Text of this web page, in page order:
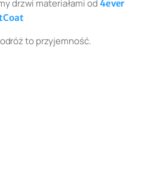
drzwi materiałami od 4ever
to przyjemność.